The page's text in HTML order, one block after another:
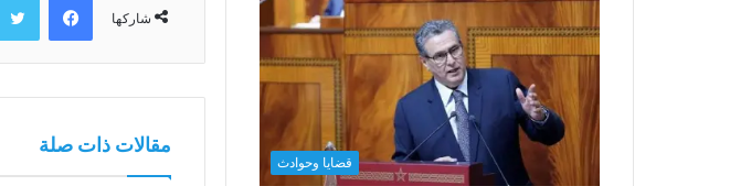
شاركها
مقالات ذات صلة
قضايا وحوادث